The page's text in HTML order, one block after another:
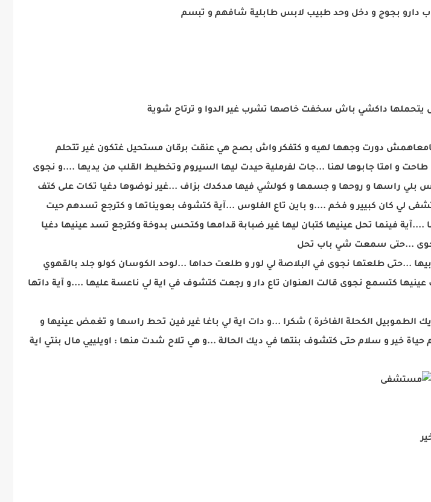
دارو بجوج و دخل وحد طبيب لابس طابلية شافهم و تبسم
داكشي باش سخفت خاصها تشرب غير الدوا و ترتاح شوية
دورت وجهها لهيه و كتفكر واش بصح هي عنقت برقان مستحيل غتكون غير تتحلم
و امتا جابوها لهنا ...جات لفرملية حيدت ليها السيروم وتخطيط القلب من يديها ....و نجوى
بلي راسها و روحها و جسمها و كولشي فيها مدكدك بزاف ...غير نوضوها دغيا تكات على كتف
لي كان كبيير و فخم ....و باين تاع الفلوس ...آية كتشوف بعويناتها و كترجع تسدهم حيت
تحل عينيها كتبان ليها غير ضبابة قدامها وكتحس بدوخة وكترجع تسد عينيها دغيا
نجوى ...حتى سمعت شي باب تحل
...حتى طلعتها نجوى في البلاصة لي لور و طلعت حداها ...لوحد الكوسان كولو جلد بالقهوي
كتسمع نجوى قالت العنوان تاع دار و رجعت كتشوف في اية لي ناعسة عليها ....و آية داتها
الطموبيل الكحلة الفاخرة ) شكرا ...و دات اية لي باغا غير فين تحط راسها و تغمض عينيها و
خير و سلام حتى كتشوف بنتها في ديك الحالة ...و هي تلاح شدت منها : اويلييي مال بنتي اية